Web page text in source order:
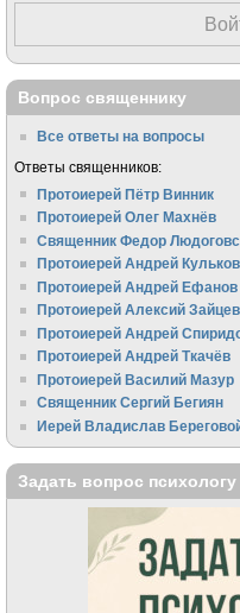
Вопрос священнику
Все ответы на вопросы
Ответы священников:
Протоиерей Пётр Винник
Протоиерей Олег Махнёв
Священник Федор
Протоиерей Андрей Кульков
Протоиерей Андрей Ефанов
Протоиерей Алексий Зайцев
Протоиерей Андрей
Протоиерей Андрей Ткачёв
Протоиерей Василий Мазур
Священник Сергий Бегиян
Иерей Владислав
Задать вопрос психологу